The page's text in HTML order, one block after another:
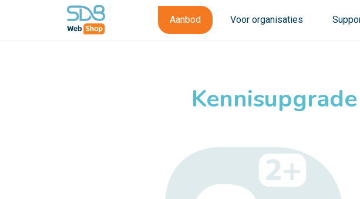
Aanbod Voor organisaties